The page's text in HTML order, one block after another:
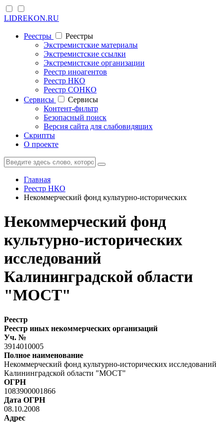
LIDREKON.RU
Реестры
Реестры
Экстремистские материалы
Экстремистские ссылки
Экстремистские организации
Реестр иноагентов
Реестр НКО
Реестр СОНКО
Cервисы
Cервисы
Контент-фильтр
Безопасный поиск
Версия сайта для слабовидящих
Скрипты
О проекте
Главная
Реестр НКО
Некоммерческий фонд культурно-исторических
Некоммерческий фонд
культурно-исторических
исследований
Калининградской области
"МОСТ"
Реестр
Реестр иных некоммерческих организаций
Уч. №
3914010005
Полное наименование
Некоммерческий фонд культурно-исторических исследований
Калининградской области "МОСТ"
ОГРН
1083900001866
Дата ОГРН
08.10.2008
Адрес